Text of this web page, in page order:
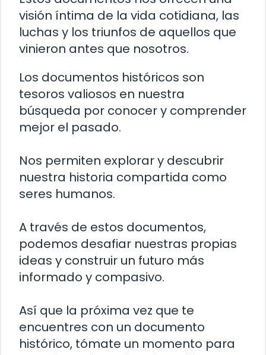
visión íntima de la vida cotidiana, las
luchas y los triunfos de aquellos que
vinieron antes que nosotros.
Los documentos históricos son
tesoros valiosos en nuestra
búsqueda por conocer y comprender
mejor el pasado.
Nos permiten explorar y descubrir
nuestra historia compartida como
seres humanos.
A través de estos documentos,
podemos desafiar nuestras propias
ideas y construir un futuro más
informado y compasivo.
Así que la próxima vez que te
encuentres con un documento
histórico, tómate un momento para